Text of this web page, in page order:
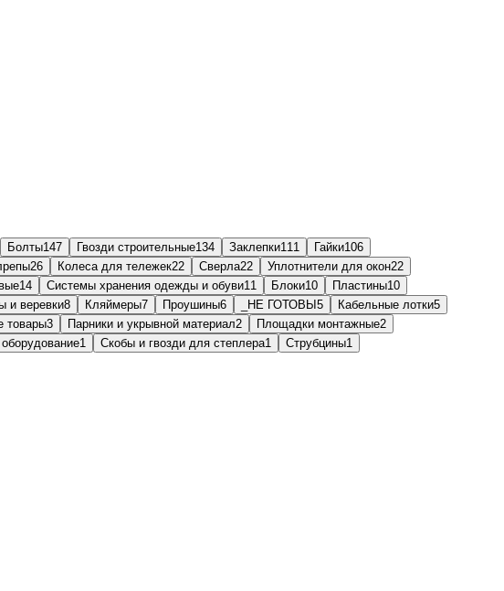
Болты147 Гвозди строительные134 Заклепки111 Гайки106
26 Колеса для тележек22 Сверла22 Уплотнители для окон22
14 Системы хранения одежды и обуви11 Блоки10 Пластины10
и веревки8 Кляймеры7 Проушины6 _НЕ ГОТОВЫ 5 Кабельные лотки5
товары3 Парники и укрывной материал2 Площадки монтажные2
1 Скобы и гвозди для степлера1 Струбцины1